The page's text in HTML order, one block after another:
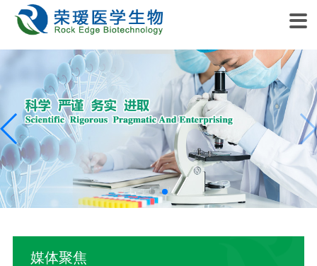
走进荣瑷
公司简介
企业愿景
科研项目
项目前景
项目内容
技术介绍
研发团队
媒体聚焦
行业新闻
集团新闻
公司动态
加入我们
招聘信息
联系我们
联系我们
在线留言

媒体聚焦